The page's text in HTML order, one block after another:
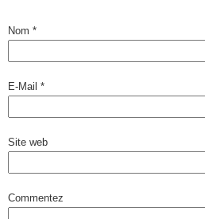
Nom *
E-Mail *
Site web
Commentez